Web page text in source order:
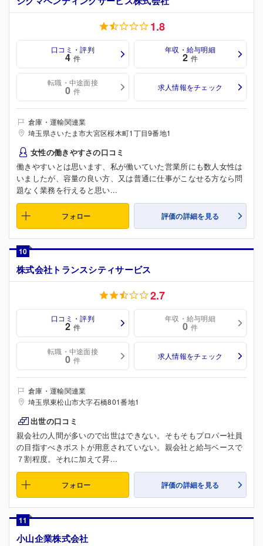
1.8
口コミ・評判
4 件
年収・給与明細
2 件
転職・中途面接
0 件 求人情報をチェック
倉庫・運輸関連業
埼玉県さいたま市大宮区桜木町1丁目9番地1
女性の働きやすさの口コミ
働きやすいとは思います、私が働いていた営業所にも数人女性は
いましたが、容量の良い方、又は普通に仕事がこなせる方なら問
題なく業務を行えると思い...
フォロー 評価の詳細を見る
10
株式会社トランスシティサービス
2.7
口コミ・評判
2 件
年収・給与明細
0 件
転職・中途面接
0 件 求人情報をチェック
倉庫・運輸関連業
埼玉県東松山市大字石橋801番地1
出世の口コミ
親会社の人間が多いので出世はできない。そもそもプロパー社員
の目指すべきポストが用意されていない。親会社と給与ベースで
７割程度。それに加えて昇...
フォロー 評価の詳細を見る
11
小山企業株式会社